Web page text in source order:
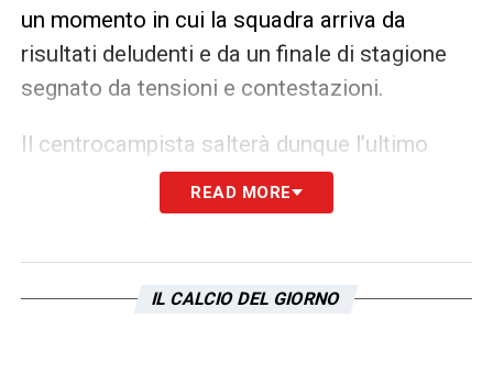
un momento in cui la squadra arriva da
risultati deludenti e da un finale di stagione
segnato da tensioni e contestazioni.
Il centrocampista salterà dunque l’ultimo
appuntamento davanti al pubblico laziale,
una partita che avrà anche il valore simbolico
READ MORE
IL CALCIO DEL GIORNO